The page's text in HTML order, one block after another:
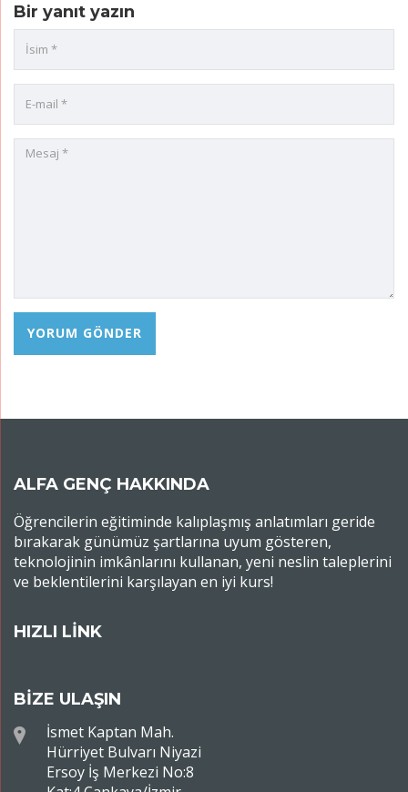
Bir yanıt yazın
ALFA GENÇ HAKKINDA
Öğrencilerin eğitiminde kalıplaşmış anlatımları geride
bırakarak günümüz şartlarına uyum gösteren,
teknolojinin imkânlarını kullanan, yeni neslin taleplerini
ve beklentilerini karşılayan en iyi kurs!
HIZLI LİNK
BİZE ULAŞIN
İsmet Kaptan Mah.
Hürriyet Bulvarı Niyazi
Ersoy İş Merkezi No:8